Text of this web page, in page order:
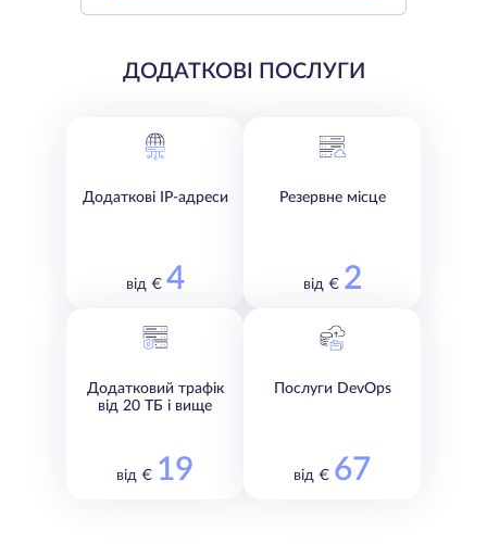
ДОДАТКОВІ ПОСЛУГИ
Додаткові IP-адреси
від € 4
Резервне місце
від € 2
Додатковий трафік
від 20 ТБ і вище
від € 19
Послуги DevOps
від € 67